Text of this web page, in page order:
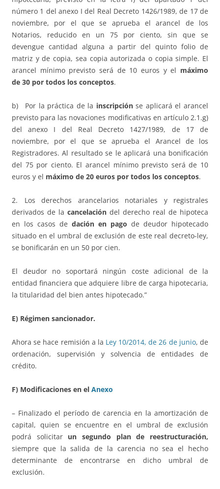
número 1 del anexo I del Real Decreto 1426/1989, de 17 de
noviembre, por el que se aprueba el arancel de los
Notarios, reducido en un 75 por ciento, sin que se
devengue cantidad alguna a partir del quinto folio de
matriz y de copia, sea copia autorizada o copia simple. El
arancel mínimo previsto será de 10 euros y el máximo
de 30 por todos los conceptos.
b) Por la práctica de la inscripciónse aplicará el arancel
previsto para las novaciones modificativas en artículo 2.1.g)
del anexo I del Real Decreto 1427/1989, de 17 de
noviembre, por el que se aprueba el Arancel de los
Registradores. Al resultado se le aplicará una bonificación
del 75 por ciento. El arancel mínimo previsto será de 10
euros y el máximo de 20 euros por todos los conceptos.
2. Los derechos arancelarios notariales y registrales
derivados de la cancelación del derecho real de hipoteca
en los casos de dación en pago de deudor hipotecado
situado en el umbral de exclusión de este real decreto-ley,
se bonificarán en un 50 por cien.
El deudor no soportará ningún coste adicional de la
entidad financiera que adquiere libre de carga hipotecaria,
la titularidad del bien antes hipotecado.”
E) Régimen sancionador.
Ahora se hace remisión a la Ley 10/2014, de 26 de junio, de
ordenación, supervisión y solvencia de entidades de
crédito.
F) Modificaciones en el Anexo
– Finalizado el período de carencia en la amortización de
capital, quien se encuentre en el umbral de exclusión
podrá solicitar un segundo plan de reestructuración,
siempre que la salida de la carencia no sea el hecho
determinante de encontrarse en dicho umbral de
exclusión.